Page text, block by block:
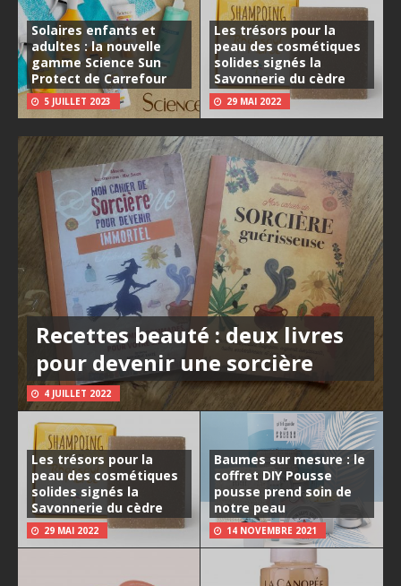
Solaires enfants et
adultes : la nouvelle
gamme Science Sun
Protect de Carrefour
5 JUILLET 2023
Les trésors pour la
peau des cosmétiques
solides signés la
Savonnerie du cèdre
29 MAI 2022
Recettes beauté : deux livres
pour devenir une sorcière
4 JUILLET 2022
Les trésors pour la
peau des cosmétiques
solides signés la
Savonnerie du cèdre
29 MAI 2022
Baumes sur mesure : le
coffret DIY Pousse
pousse prend soin de
notre peau
14 NOVEMBRE 2021